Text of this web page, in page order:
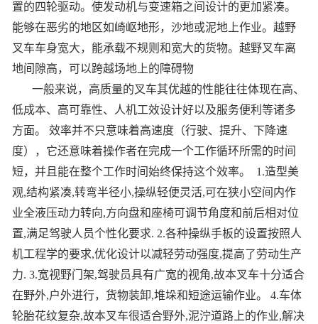
置的四轮驱动。使发动机与变速箱之间设计的更加紧凑。
能够在恶劣的地区如崎岖地形，沙地或泥地上作业。越野
叉车车身宽大，能承载不规则和宽大的货物。越野叉车离
地间隙高，可以跨越场地上的障碍物
一般来说，高质量的叉车其优越的性能往往体现在高、
低成本、高可靠性、人机工效设计好以及服务便利等诸多
方面。 效率并不只意味着高速度（行驶、提升、下降速
度），它还意味着操作者在完成一个工作循环所需的时间
短，并且能在整个工作时间始终保持这个效率。 1.造型美
观,结构紧凑,转弯半径小,操纵轻便灵活,可在狭小空间内作
业全液压动力转向,方向盘和座椅可调节角度和前后相对位
置,满足驾驶人员个性化要求. 2.各种操纵手板的设置按照人
机工程学的要求,优化设计以减轻劳动强度,提高了劳动生产
力. 3.宽视野门架,驾驶员具有广宽的视角,故本叉车十分适合
在野外,户外进行，货物装卸,堆垛和短途运输作业。 4.车体
轮胎花纹复杂,故本叉车很适合野外,泥泞道路上的作业,解决